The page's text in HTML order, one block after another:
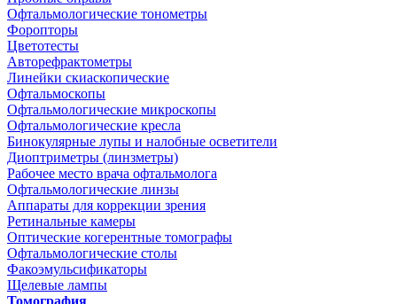
Офтальмологические тонометры
Форопторы
Цветотесты
Авторефрактометры
Линейки скиаскопические
Офтальмоскопы
Офтальмологические микроскопы
Офтальмологические кресла
Бинокулярные лупы и налобные осветители
Диоптриметры (линзметры)
Рабочее место врача офтальмолога
Офтальмологические линзы
Аппараты для коррекции зрения
Ретинальные камеры
Оптические когерентные томографы
Офтальмологические столы
Факоэмульсификаторы
Щелевые лампы
Томография